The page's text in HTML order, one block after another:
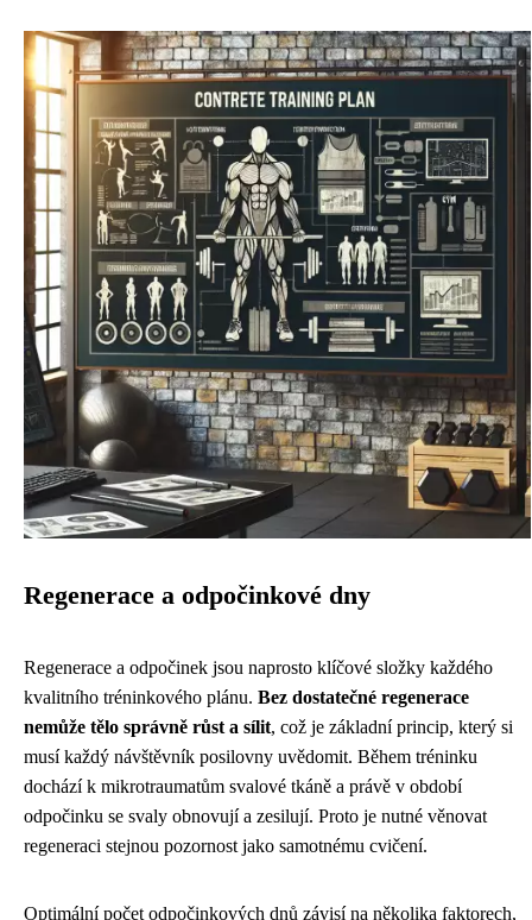
Regenerace a odpočinkové dny
Regenerace a odpočinek jsou naprosto klíčové složky každého
kvalitního tréninkového plánu. Bez dostatečné regenerace
nemůže tělo správně růst a sílit, což je základní princip, který si
musí každý návštěvník posilovny uvědomit. Během tréninku
dochází k mikrotraumatům svalové tkáně a právě v období
odpočinku se svaly obnovují a zesilují. Proto je nutné věnovat
regeneraci stejnou pozornost jako samotnému cvičení.
Optimální počet odpočinkových dnů závisí na několika faktorech,